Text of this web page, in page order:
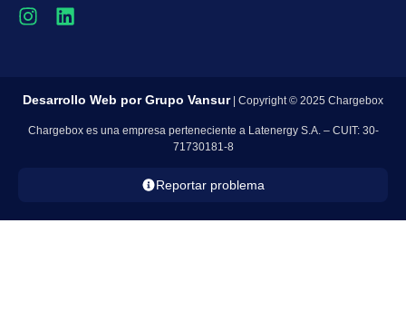
Desarrollo Web porGrupo Vansur| Copyright © 2025 Chargebox
Chargebox es una empresa perteneciente a Latenergy S.A. – CUIT: 30-
71730181-8
Reportar problema